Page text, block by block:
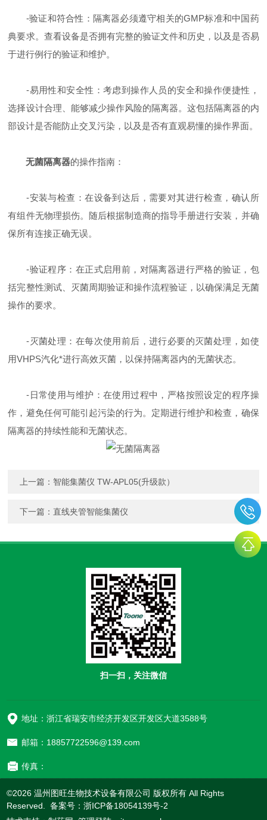
-验证和符合性：隔离器必须遵守相关的GMP标准和中国药
典要求。查看设备是否拥有完整的验证文件和历史，以及是否易
于进行例行的验证和维护。
-易用性和安全性：考虑到操作人员的安全和操作便捷性，
选择设计合理、能够减少操作风险的隔离器。这包括隔离器的内
部设计是否能防止交叉污染，以及是否有直观易懂的操作界面。
无菌隔离器的操作指南：
-安装与检查：在设备到达后，需要对其进行检查，确认所
有组件无物理损伤。随后根据制造商的指导手册进行安装，并确
保所有连接正确无误。
-验证程序：在正式启用前，对隔离器进行严格的验证，包
括完整性测试、灭菌周期验证和操作流程验证，以确保满足无菌
操作的要求。
-灭菌处理：在每次使用前后，进行必要的灭菌处理，如使
用VHPS汽化*进行高效灭菌，以保持隔离器内的无菌状态。
-日常使用与维护：在使用过程中，严格按照设定的程序操
作，避免任何可能引起污染的行为。定期进行维护和检查，确保
隔离器的持续性能和无菌状态。
上一篇： 智能集菌仪 TW-APL05(升级款）
下一篇：直线夹管智能集菌仪
扫一扫，关注微信
地址：浙江省瑞安市经济开发区开发区大道3588号
邮箱：18857722596@139.com
传真：
©2026 温州图旺生物技术设备有限公司 版权所有 All Rights
Reserved. 备案号：浙ICP备18054139号-2